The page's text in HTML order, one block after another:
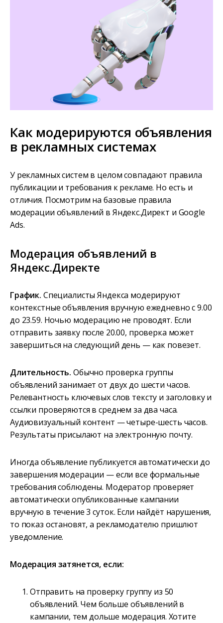
Как модерируются объявления
в рекламных системах
У рекламных систем в целом совпадают правила
публикации и требования к рекламе. Но есть и
отличия. Посмотрим на базовые правила
модерации объявлений в Яндекс.Директ и Google
Ads.
Модерация объявлений в
Яндекс.Директе
График. Специалисты Яндекса модерируют
контекстные объявления вручную ежедневно с 9.00
до 23.59. Ночью модерацию не проводят. Если
отправить заявку после 20.00, проверка может
завершиться на следующий день — как повезет.
Длительность. Обычно проверка группы
объявлений занимает от двух до шести часов.
Релевантность ключевых слов тексту и заголовку и
ссылки проверяются в среднем за два часа.
Аудиовизуальный контент — четыре-шесть часов.
Результаты присылают на электронную почту.
Иногда объявление публикуется автоматически до
завершения модерации — если все формальные
требования соблюдены. Модератор проверяет
автоматически опубликованные кампании
вручную в течение 3 суток. Если найдёт нарушения,
то показ остановят, а рекламодателю пришлют
уведомление.
Модерация затянется, если:
Отправить на проверку группу из 50
объявлений. Чем больше объявлений в
кампании, тем дольше модерация. Хотите